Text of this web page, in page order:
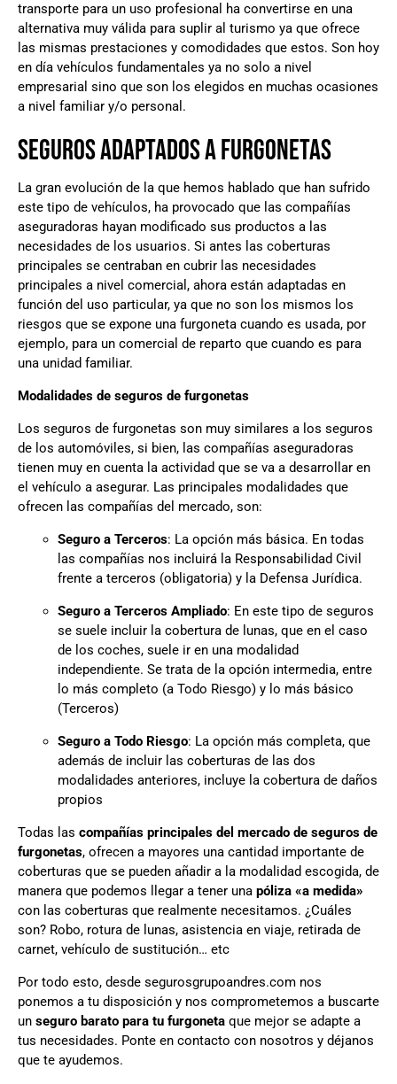
transporte para un uso profesional ha convertirse en una
alternativa muy válida para suplir al turismo ya que ofrece
las mismas prestaciones y comodidades que estos. Son hoy
en día vehículos fundamentales ya no solo a nivel
empresarial sino que son los elegidos en muchas ocasiones
a nivel familiar y/o personal.
SEGUROS ADAPTADOS A FURGONETAS
La gran evolución de la que hemos hablado que han sufrido
este tipo de vehículos, ha provocado que las compañías
aseguradoras hayan modificado sus productos a las
necesidades de los usuarios. Si antes las coberturas
principales se centraban en cubrir las necesidades
principales a nivel comercial, ahora están adaptadas en
función del uso particular, ya que no son los mismos los
riesgos que se expone una furgoneta cuando es usada, por
ejemplo, para un comercial de reparto que cuando es para
una unidad familiar.
Modalidades de seguros de furgonetas
Los seguros de furgonetas son muy similares a los seguros
de los automóviles, si bien, las compañías aseguradoras
tienen muy en cuenta la actividad que se va a desarrollar en
el vehículo a asegurar. Las principales modalidades que
ofrecen las compañías del mercado, son:
Seguro a Terceros: La opción más básica. En todas
las compañías nos incluirá la Responsabilidad Civil
frente a terceros (obligatoria) y la Defensa Jurídica.
Seguro a Terceros Ampliado: En este tipo de seguros
se suele incluir la cobertura de lunas, que en el caso
de los coches, suele ir en una modalidad
independiente. Se trata de la opción intermedia, entre
lo más completo (a Todo Riesgo) y lo más básico
(Terceros)
Seguro a Todo Riesgo: La opción más completa, que
además de incluir las coberturas de las dos
modalidades anteriores, incluye la cobertura de daños
propios
Todas las compañías principales del mercado de seguros de
furgonetas, ofrecen a mayores una cantidad importante de
coberturas que se pueden añadir a la modalidad escogida, de
manera que podemos llegar a tener una póliza «a medida»
con las coberturas que realmente necesitamos. ¿Cuáles
son? Robo, rotura de lunas, asistencia en viaje, retirada de
carnet, vehículo de sustitución… etc
Por todo esto, desde segurosgrupoandres.com nos
ponemos a tu disposición y nos comprometemos a buscarte
un seguro barato para tu furgoneta que mejor se adapte a
tus necesidades. Ponte en contacto con nosotros y déjanos
que te ayudemos.